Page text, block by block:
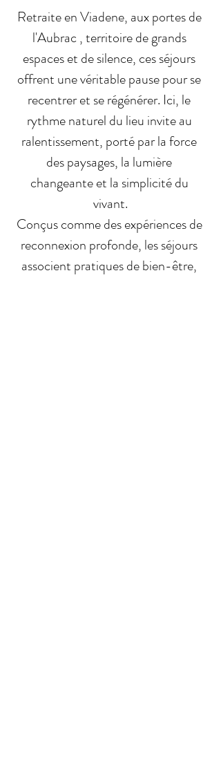
Retraite en Viadene, aux portes de
l'Aubrac , territoire de grands
espaces et de silence, ces séjours
offrent une véritable pause pour se
recentrer et se régénérer. Ici, le
rythme naturel du lieu invite au
ralentissement, porté par la force
des paysages, la lumière
changeante et la simplicité du
vivant.
Conçus comme des expériences de
reconnexion profonde, les séjours
associent pratiques de bien-être,